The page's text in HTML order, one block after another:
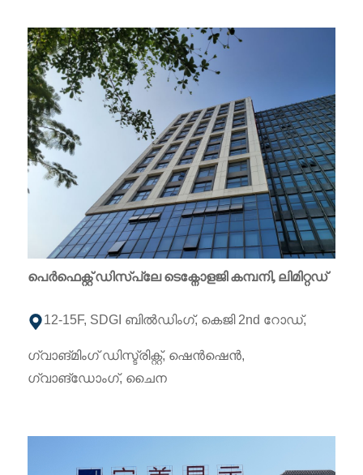
പെർഫെക്റ്റ് ഡിസ്പ്ലേ ടെക്നോളജി കമ്പനി, ലിമിറ്റഡ്
12-15F, SDGI ബിൽഡിംഗ്, കെജി 2nd റോഡ്,
ഗ്വാങ്‌മിംഗ് ഡിസ്ട്രിക്റ്റ്, ഷെൻഷെൻ,
ഗ്വാങ്‌ഡോംഗ്, ചൈന